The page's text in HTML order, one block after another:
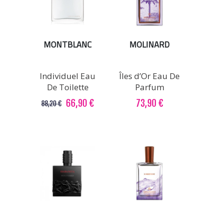
MONTBLANC
Individuel Eau
De Toilette
88,20 € 66,90 €
MOLINARD
Îles d’Or Eau De
Parfum
73,90 €